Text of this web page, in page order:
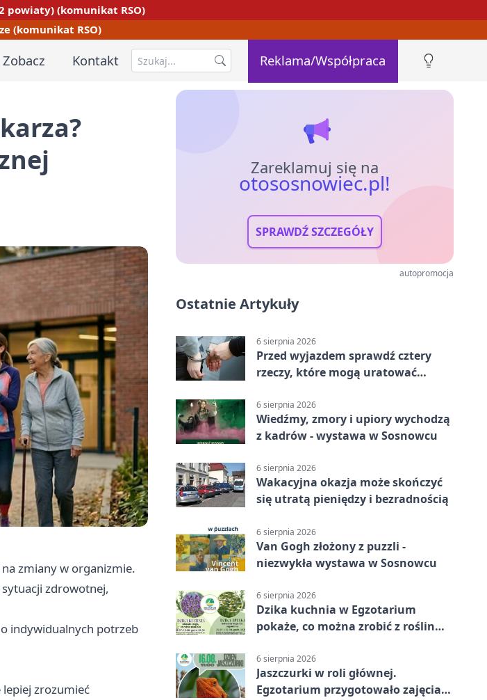
powiaty) (komunikat RSO)
(komunikat RSO)
Zobacz Kontakt Reklama/Współpraca
zmiany w organizmie.
zdrowotnej,
indywidualnych potrzeb
zrozumieć
Zareklamuj się na
otososnowiec.pl!
SPRAWDŹ SZCZEGÓŁY
autopromocja
Ostatnie Artykuły
6 sierpnia 2026
Przed wyjazdem sprawdź cztery
rzeczy, które mogą uratować
6 sierpnia 2026
Wiedźmy, zmory i upiory wychodzą
z kadrów - wystawa w Sosnowcu
6 sierpnia 2026
Wakacyjna okazja może skończyć
się utratą pieniędzy i bezradnością
6 sierpnia 2026
Van Gogh złożony z puzzli -
niezwykła wystawa w Sosnowcu
6 sierpnia 2026
Dzika kuchnia w Egzotarium
pokaże, co można zrobić z roślin
6 sierpnia 2026
Jaszczurki w roli głównej.
Egzotarium przygotowało zajęcia